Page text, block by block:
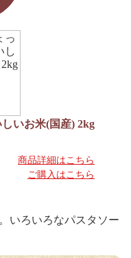
いお米(国産) 2kg
商品詳細はこちら
ご購入はこちら
いろいろなパスタソー